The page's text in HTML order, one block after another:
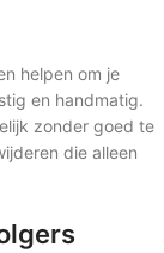
helpen om je
en handmatig.
zonder goed te
die alleen